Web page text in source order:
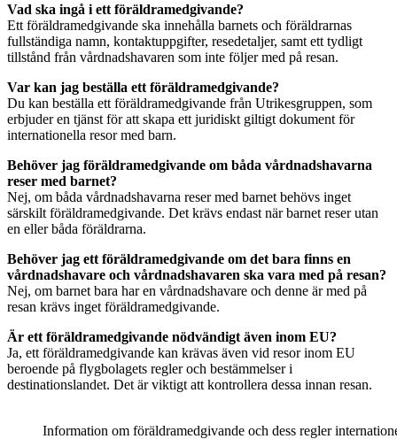
Vad ska ingå i ett föräldramedgivande?
Ett föräldramedgivande ska innehålla barnets och föräldrarnas
fullständiga namn, kontaktuppgifter, resedetaljer, samt ett tydligt
tillstånd från vårdnadshavaren som inte följer med på resan.
Var kan jag beställa ett föräldramedgivande?
Du kan beställa ett föräldramedgivande från Utrikesgruppen, som
erbjuder en tjänst för att skapa ett juridiskt giltigt dokument för
internationella resor med barn.
Behöver jag föräldramedgivande om båda vårdnadshavarna
reser med barnet?
Nej, om båda vårdnadshavarna reser med barnet behövs inget
särskilt föräldramedgivande. Det krävs endast när barnet reser utan
en eller båda föräldrarna.
Behöver jag ett föräldramedgivande om det bara finns en
vårdnadshavare och vårdnadshavaren ska vara med på resan?
Nej, om barnet bara har en vårdnadshavare och denne är med på
resan krävs inget föräldramedgivande.
Är ett föräldramedgivande nödvändigt även inom EU?
Ja, ett föräldramedgivande kan krävas även vid resor inom EU
beroende på flygbolagets regler och bestämmelser i
destinationslandet. Det är viktigt att kontrollera dessa innan resan.
Information om föräldramedgivande och dess regler